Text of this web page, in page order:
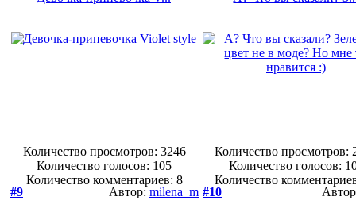
Количество просмотров: 3246
Количество голосов: 105
Количество комментариев: 8
Количество просмотров:
Количество голосов:
Количество
#9
Автор: milena_m #10